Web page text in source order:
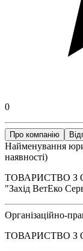
0
Про компанію
Найменування
наявності)
ТОВАРИСТВО З
"Захід ВетЕко
Організаційно-
ТОВАРИСТВО З